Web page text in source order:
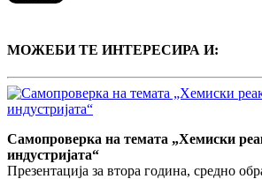
МОЖЕБИ ТЕ ИНТЕРЕСИРА И:
Самопроверка на темата „Хемиски
индустријата“
Презентација за втора година, средно